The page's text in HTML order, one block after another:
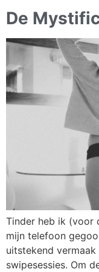
De
Tinder heb ik (voor
mijn telefoon
uitstekend
swipesessies. Om